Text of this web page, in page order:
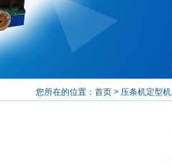
您所在的位置：首页 > 压条机定型机